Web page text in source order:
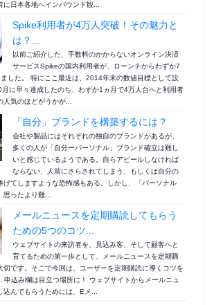
日本各地へインバウンド観...
Spike利用者が4万人突破！その魅力と
は？...
以前ご紹介した、手数料のかからないオンライン決済
サービスSpikeの国内利用者が、ローンチからわずか7
した。 特にここ最近は、2014年末の数値目標として設
に早々達成したのち、わずか1ヵ月で4万人台へと利用者
気のほどがうかが...
「自分」ブランドを構築するには？
会社や製品にはそれぞれの独自のブランドがあるが、
多くの人が「自分ーパーソナル」ブランド確立は難し
いと感じているようである。自らアピールしなければ
ならない、人前にさらされてしまう、もしくは自分の
げてしますような恐怖感もある。しかし、「パーソナル
ったより難...
メールニュースを定期購読してもらう
ための5つのコツ...
ウェブサイトの来訪者を、見込み客、そして顧客へと
育てるための第一歩として、メールニュースを定期購
切です。そこで今回は、ユーザーを定期購読に導くコツを
申込み欄は目立つ場所に！ ウェブサイトからメールニュ
込んでもらうためには、Eメ...